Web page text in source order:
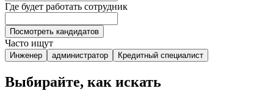
Где будет работать сотрудник
Посмотреть кандидатов
Часто ищут
Инженер администратор Кредитный специалист
Выбирайте, как искать